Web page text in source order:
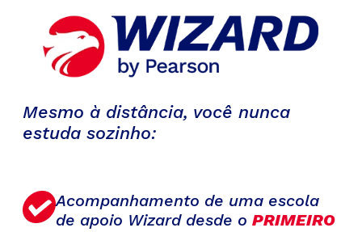
Mesmo à distância, você nunca
estuda sozinho:
Acompanhamento de uma escola
de apoio Wizard desde o PRIMEIRO